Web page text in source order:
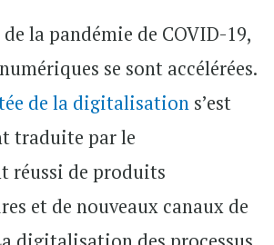
la pandémie de COVID-19,
se sont accélérées.
de la digitalisation s’est
traduite par le
réussi de produits
et de nouveaux canaux de